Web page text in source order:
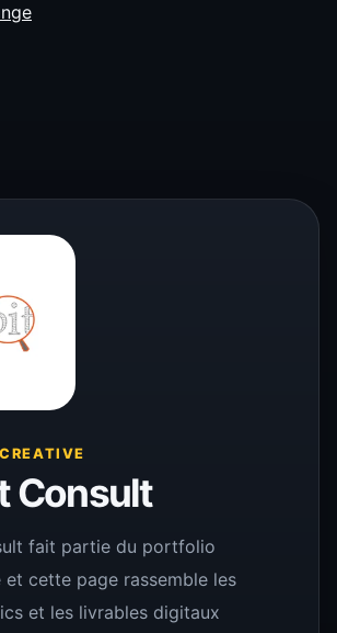
Consult
fait partie du portfolio
et cette page rassemble les
et les livrables digitaux